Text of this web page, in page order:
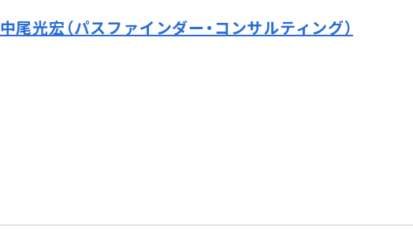
中尾光宏（パスファインダー・コンサルティング）